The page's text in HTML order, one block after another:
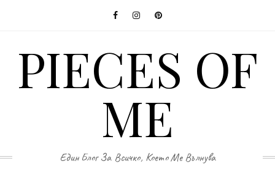
PIECES OF
ME
Един Блог За Всичко, Което Ме Вълнува